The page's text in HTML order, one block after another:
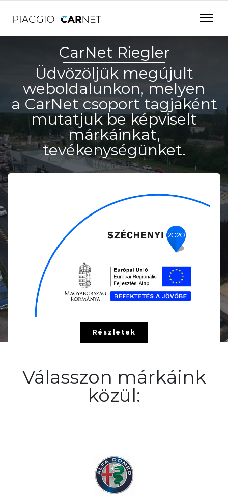
CarNet Riegler
Üdvözöljük megújult
weboldalunkon, melyen
a CarNet csoport tagjaként
mutatjuk be képviselt
márkáinkat,
tevékenységünket.
Részletek
Válasszon márkáink
közül: